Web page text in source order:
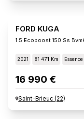
FORD KUGA
1.5 Ecoboost 150 Ss
2021 81 471 Km Essence
16 990 €
Saint-Brieuc (22)